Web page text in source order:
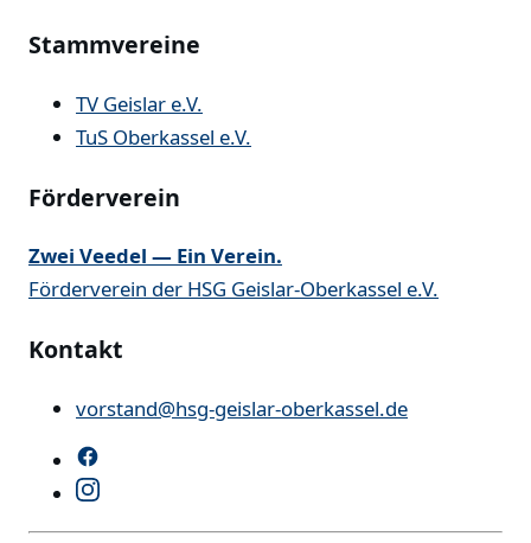
Stammvereine
TV Geislar e.V.
TuS Oberkassel e.V.
Förderverein
Zwei Veedel — Ein Verein.
Förderverein der HSG Geislar-Oberkassel e.V.
Kontakt
vorstand@hsg-geislar-oberkassel.de